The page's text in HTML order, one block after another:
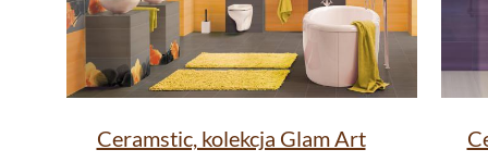
Ceramstic, kolekcja Glam Art